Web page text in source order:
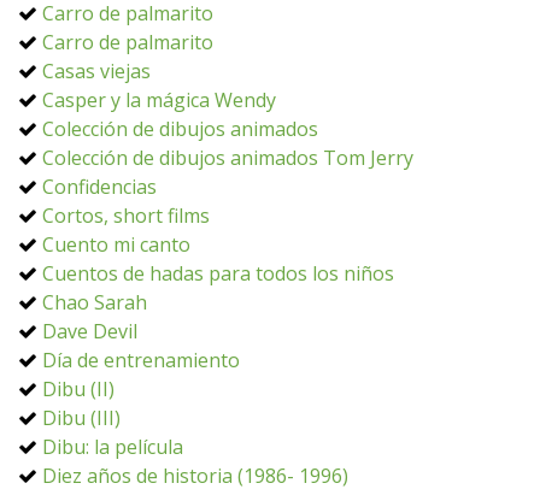
Carro de palmarito
Carro de palmarito
Casas viejas
Casper y la mágica Wendy
Colección de dibujos animados
Colección de dibujos animados Tom Jerry
Confidencias
Cortos, short films
Cuento mi canto
Cuentos de hadas para todos los niños
Chao Sarah
Dave Devil
Día de entrenamiento
Dibu (II)
Dibu (III)
Dibu: la película
Diez años de historia (1986- 1996)